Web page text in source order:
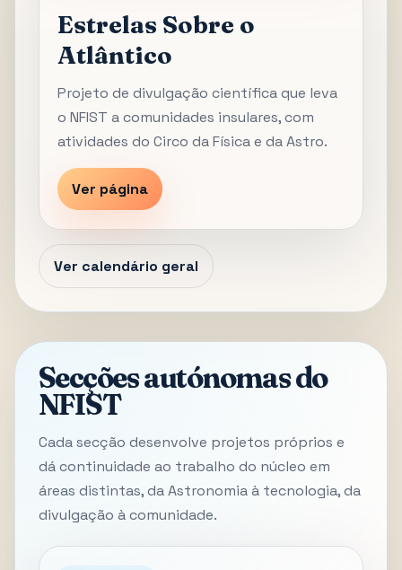
Estrelas Sobre o
Atlântico
Projeto de divulgação científica que leva
o NFIST a comunidades insulares, com
atividades do Circo da Física e da Astro.
Ver página
Ver calendário geral
Secções autónomas do
NFIST
Cada secção desenvolve projetos próprios e
dá continuidade ao trabalho do núcleo em
áreas distintas, da Astronomia à tecnologia, da
divulgação à comunidade.